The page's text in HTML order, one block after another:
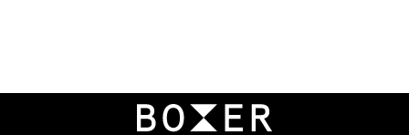
Navigazione